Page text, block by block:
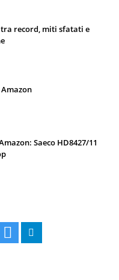
tra record, miti sfatati e
Saeco HD8427/11